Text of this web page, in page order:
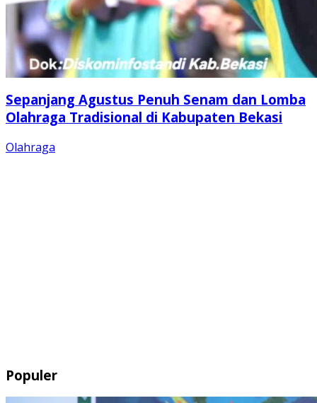
Sepanjang Agustus Penuh Senam dan Lomba
Olahraga Tradisional di Kabupaten Bekasi
Olahraga
Populer